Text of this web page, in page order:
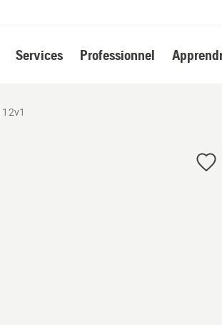
Services Professionnel